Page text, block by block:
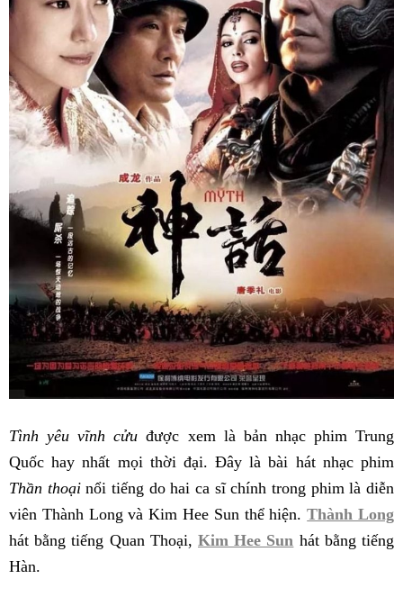
Tình yêu vĩnh cửu được xem là bản nhạc phim Trung
Quốc hay nhất mọi thời đại. Đây là bài hát nhạc phim
Thần thoạinổi tiếng do hai ca sĩ chính trong phim là diễn
viên Thành Long và Kim Hee Sun thể hiện.Thành Long
hát bằng tiếng Quan Thoại, Kim Hee Sun hát bằng tiếng
Hàn.